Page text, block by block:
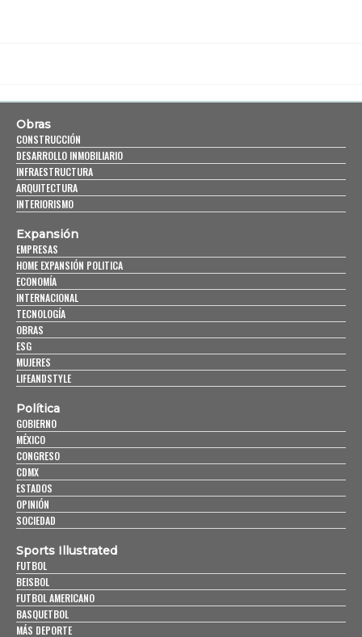
Obras
CONSTRUCCIÓN
DESARROLLO INMOBILIARIO
INFRAESTRUCTURA
ARQUITECTURA
INTERIORISMO
Expansión
EMPRESAS
HOME EXPANSIÓN POLITICA
ECONOMÍA
INTERNACIONAL
TECNOLOGÍA
OBRAS
ESG
MUJERES
LIFEANDSTYLE
Política
GOBIERNO
MÉXICO
CONGRESO
CDMX
ESTADOS
OPINIÓN
SOCIEDAD
Sports Illustrated
FUTBOL
BEISBOL
FUTBOL AMERICANO
BASQUETBOL
MÁS DEPORTE